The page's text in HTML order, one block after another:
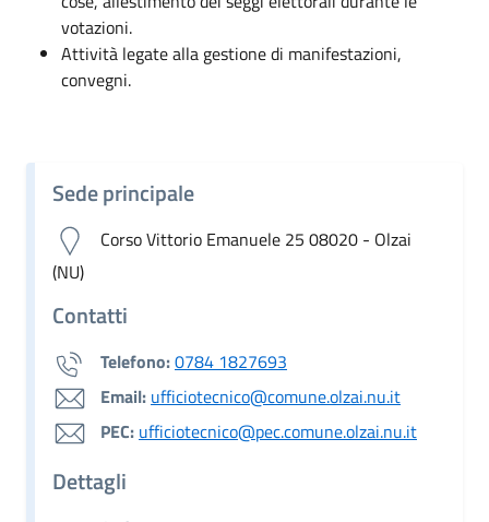
votazioni.
Attività legate alla gestione di manifestazioni,
convegni.
Sede principale
Corso Vittorio Emanuele 25 08020 - Olzai
(NU)
Contatti
Telefono:0784 1827693
Email: ufficiotecnico@comune.olzai.nu.it
PEC: ufficiotecnico@pec.comune.olzai.nu.it
Dettagli